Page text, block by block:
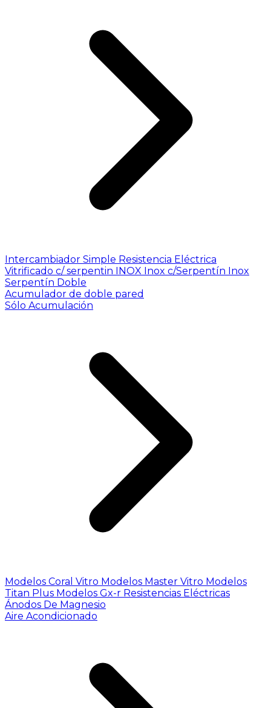
Intercambiador Simple Resistencia Eléctrica
Vitrificado c/ serpentin INOX Inox c/Serpentín Inox
Serpentín Doble
Acumulador de doble pared
Sólo Acumulación
Modelos Coral Vitro Modelos Master Vitro Modelos
Titan Plus Modelos Gx-r Resistencias Eléctricas
Ánodos De Magnesio
Aire Acondicionado